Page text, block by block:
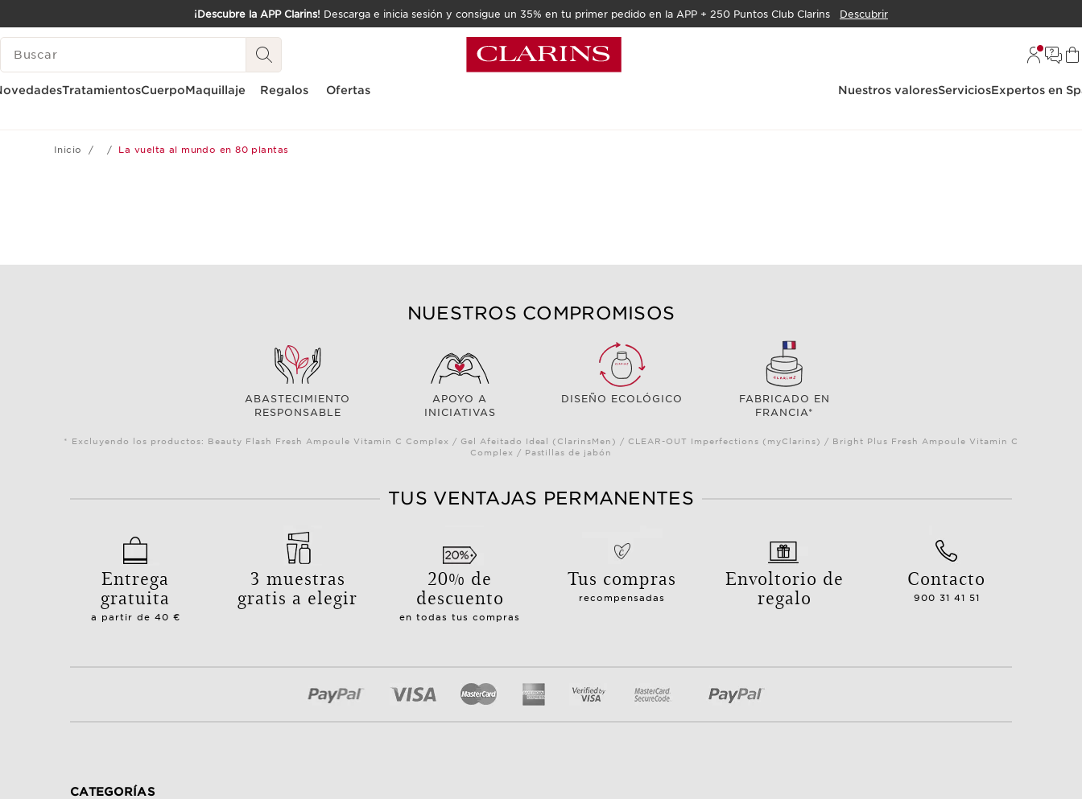
IR AL CONTENIDO
¡Descubre la APP Clarins! Descarga e inicia sesión y consigue un 35% en tu primer pedido en la APP + 250 Puntos Club Clarins
Descubrir
LEYENDA
TratamientosCuerpoMaquillaje Regalos Ofertas Nuestros valoresServiciosExpertos en
Inicio La vuelta al mundo en 80 plantas
NUESTROS COMPROMISOS
ABASTECIMIENTO
RESPONSABLE
APOYO A
INICIATIVAS
DISEÑO ECOLÓGICO
FABRICADO EN
FRANCIA*
* Excluyendo los productos: Beauty Flash Fresh Ampoule Vitamin C Complex / Gel Afeitado Ideal (ClarinsMen) / CLEAR-OUT Imperfections (myClarins) / Bright Plus Fresh Ampoule Vitamin C
Complex / Pastillas de jabón
TUS VENTAJAS PERMANENTES
Entrega
gratuita
a partir de 40 €
3 muestras
gratis a elegir
20% de
descuento
en todas tus compras
Tus compras
recompensadas
Envoltorio de
regalo
Contacto
900 31 41 51
CATEGORÍAS